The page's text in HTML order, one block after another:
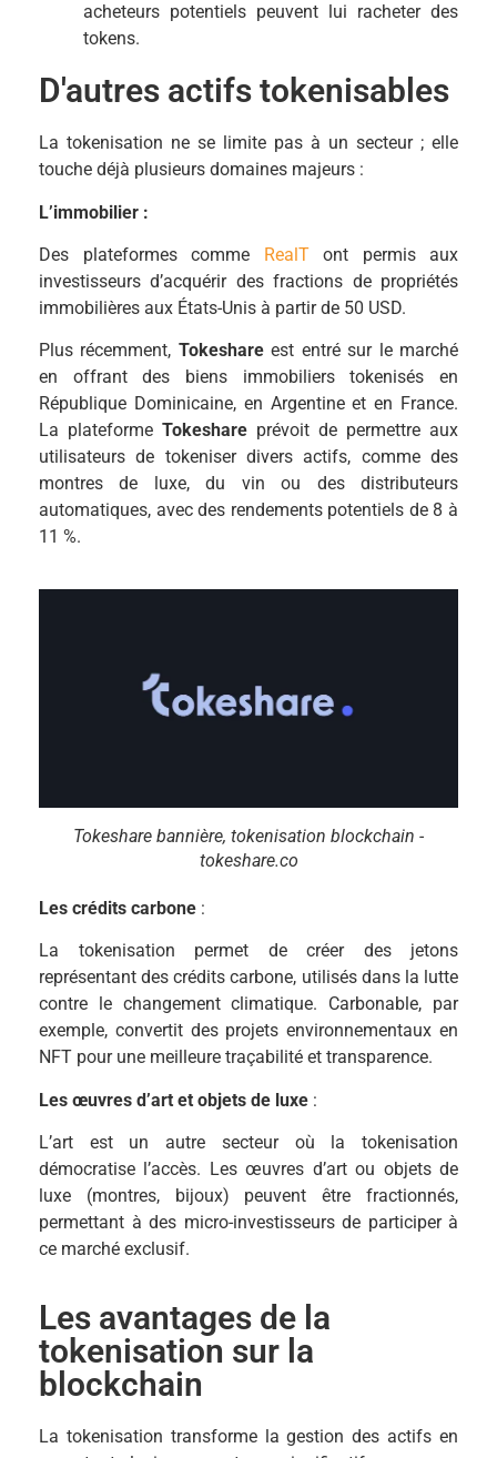
acheteurs potentiels peuvent lui racheter des
tokens.
D'autres actifs tokenisables
La tokenisation ne se limite pas à un secteur ; elle
touche déjà plusieurs domaines majeurs :
L’immobilier :
Des plateformes comme RealTont permis aux
investisseurs d’acquérir des fractions de propriétés
immobilières aux États-Unis à partir de 50 USD.
Plus récemment, Tokeshareest entré sur le marché
en offrant des biens immobiliers tokenisés en
République Dominicaine, en Argentine et en France.
La plateforme Tokeshare prévoit de permettre aux
utilisateurs de tokeniser divers actifs, comme des
montres de luxe, du vin ou des distributeurs
automatiques, avec des rendements potentiels de 8 à
11 %.
Tokeshare bannière, tokenisation blockchain -
tokeshare.co
Les crédits carbone :
La tokenisation permet de créer des jetons
représentant des crédits carbone, utilisés dans la lutte
contre le changement climatique. Carbonable, par
exemple, convertit des projets environnementaux en
NFT pour une meilleure traçabilité et transparence.
Les œuvres d’art et objets de luxe :
L’art est un autre secteur où la tokenisation
démocratise l’accès. Les œuvres d’art ou objets de
luxe (montres, bijoux) peuvent être fractionnés,
permettant à des micro-investisseurs de participer à
ce marché exclusif.
Les avantages de la
tokenisation sur la
blockchain
La tokenisation transforme la gestion des actifs en